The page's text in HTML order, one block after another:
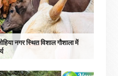
नगर स्थित विशाल गौशाला में